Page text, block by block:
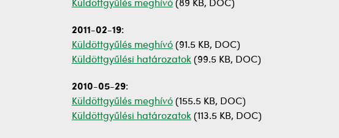
Küldöttgyűlés meghívó (89 KB, DOC)
2011-02-19:
Küldöttgyűlés meghívó (91.5 KB, DOC)
Küldöttgyűlési határozatok (99.5 KB, DOC)
2010-05-29:
Küldöttgyűlés meghívó (155.5 KB, DOC)
Küldöttgyűlési határozatok (113.5 KB, DOC)